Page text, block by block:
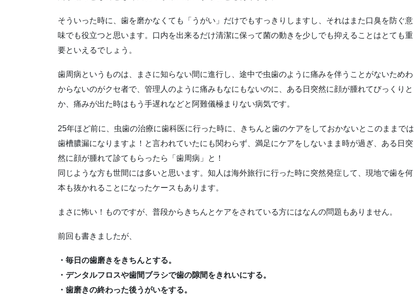
そういった時に、歯を磨かなくても「うがい」だけでもすっきりしますし、それはまた口臭を防ぐ意
味でも役立つと思います。口内を出来るだけ清潔に保って菌の動きを少しでも抑えることはとても重
要といえるでしょう。
歯周病というものは、まさに知らない間に進行し、途中で虫歯のように痛みを伴うことがないためわ
からないのがクセ者で、管理人のように痛みもなにもないのに、ある日突然に顔が腫れてびっくりと
か、痛みが出た時はもう手遅れなどと阿難儀極まりない病気です。
25年ほど前に、虫歯の治療に歯科医に行った時に、きちんと歯のケアをしておかないとこのままでは
歯槽膿漏になりますよ！と言われていたにも関わらず、満足にケアをしないまま時が過ぎ、ある日突
然に顔が腫れて診てもらったら「歯周病」と！
同じような方も世間には多いと思います。知人は海外旅行に行った時に突然発症して、現地で歯を何
本も抜かれることになったケースもあります。
まさに怖い！ものですが、普段からきちんとケアをされている方にはなんの問題もありません。
前回も書きましたが、
・毎日の歯磨きをきちんとする。
・デンタルフロスや歯間ブラシで歯の隙間をきれいにする。
・歯磨きの終わった後うがいをする。